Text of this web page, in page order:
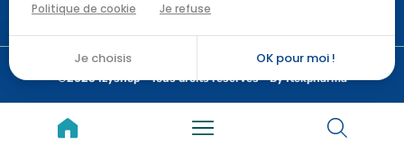
contact@izyshop.com
©2026 Izyshop - Tous droits réservés -By Itekpharma
Politique de cookie Je refuse
Je choisis OK pour moi !